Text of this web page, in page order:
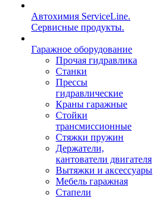
Автохимия ServiceLine.
Сервисные продукты.
Гаражное оборудование
Прочая гидравлика
Станки
Прессы
гидравлические
Краны гаражные
Стойки
трансмиссионные
Стяжки пружин
Держатели,
кантователи двигателя
Вытяжки и аксессуары
Мебель гаражная
Стапели